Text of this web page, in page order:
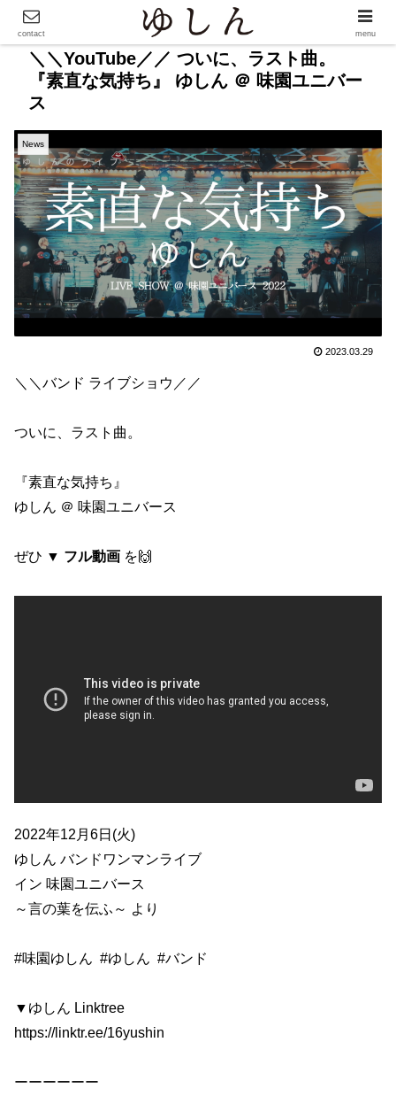
＼＼YouTube／／ ついに、ラスト曲。
『素直な気持ち』 ゆしん ＠ 味園ユニバー
ス
News
2023.03.29
＼＼バンド ライブショウ／／
ついに、ラスト曲。
『素直な気持ち』
ゆしん ＠ 味園ユニバース
ぜひ ▼ フル動画 を🙌
2022年12月6日(火)
ゆしん バンドワンマンライブ
イン 味園ユニバース
～言の葉を伝ふ～ より
#味園ゆしん #ゆしん #バンド
▼ゆしん Linktree
https://linktr.ee/16yushin
ーーーーーー
contact menu